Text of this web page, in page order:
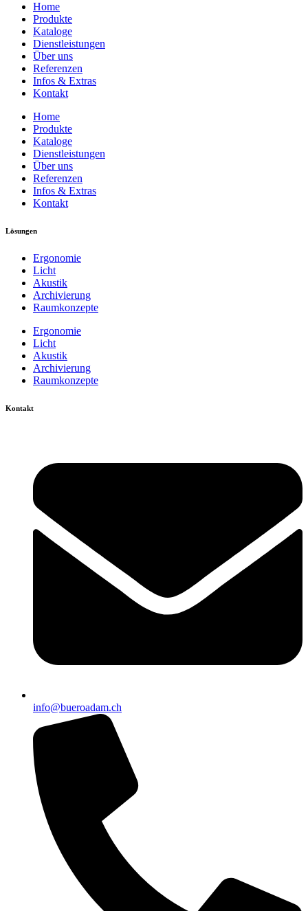
Home
Produkte
Kataloge
Dienstleistungen
Über uns
Referenzen
Infos & Extras
Kontakt
Home
Produkte
Kataloge
Dienstleistungen
Über uns
Referenzen
Infos & Extras
Kontakt
Lösungen
Ergonomie
Licht
Akustik
Archivierung
Raumkonzepte
Ergonomie
Licht
Akustik
Archivierung
Raumkonzepte
Kontakt
info@bueroadam.ch